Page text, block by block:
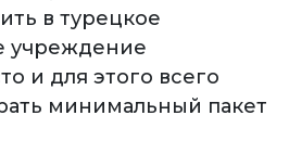
в турецкое
учреждение
и для этого всего
минимальный пакет